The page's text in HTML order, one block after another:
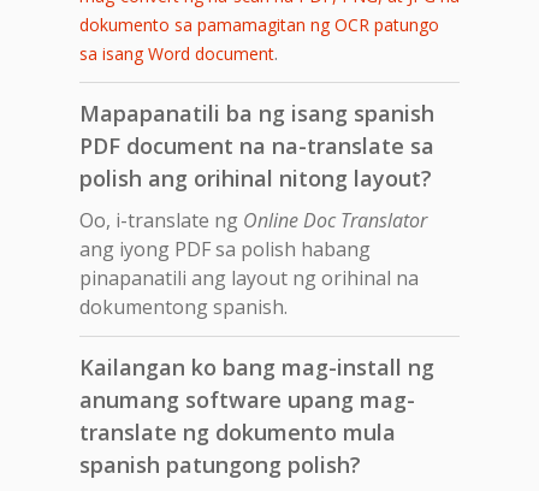
dokumento sa pamamagitan ng OCR patungo
sa isang Word document.
Mapapanatili ba ng isang spanish
PDF document na na-translate sa
polish ang orihinal nitong layout?
Oo, i-translate ng Online Doc Translator
ang iyong PDF sa polish habang
pinapanatili ang layout ng orihinal na
dokumentong spanish.
Kailangan ko bang mag-install ng
anumang software upang mag-
translate ng dokumento mula
spanish patungong polish?